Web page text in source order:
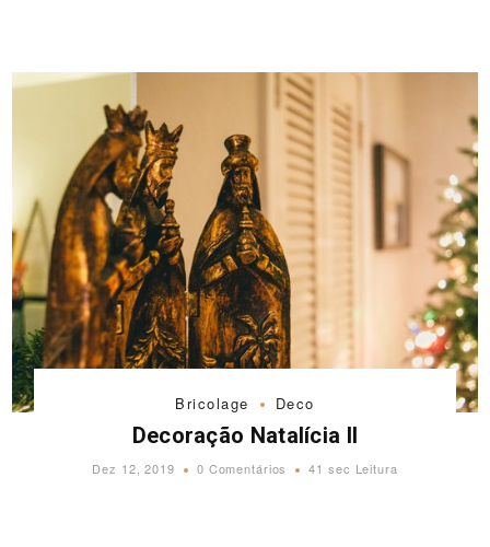
Bricolage Deco
Decoração Natalícia II
Dez 12, 2019 0 Comentários 41 sec Leitura